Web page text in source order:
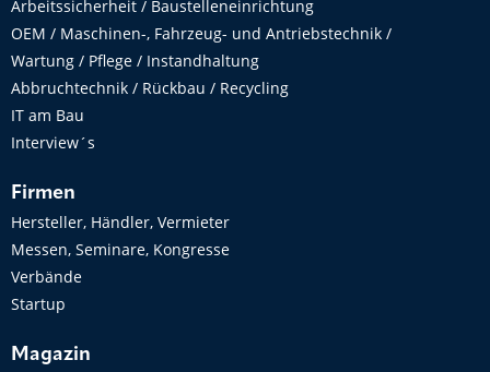
Arbeitssicherheit / Baustelleneinrichtung
OEM / Maschinen-, Fahrzeug- und Antriebstechnik /
Wartung / Pflege / Instandhaltung
Abbruchtechnik / Rückbau / Recycling
IT am Bau
Interview´s
Firmen
Hersteller, Händler, Vermieter
Messen, Seminare, Kongresse
Verbände
Startup
Magazin